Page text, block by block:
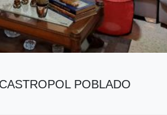
POBLADO